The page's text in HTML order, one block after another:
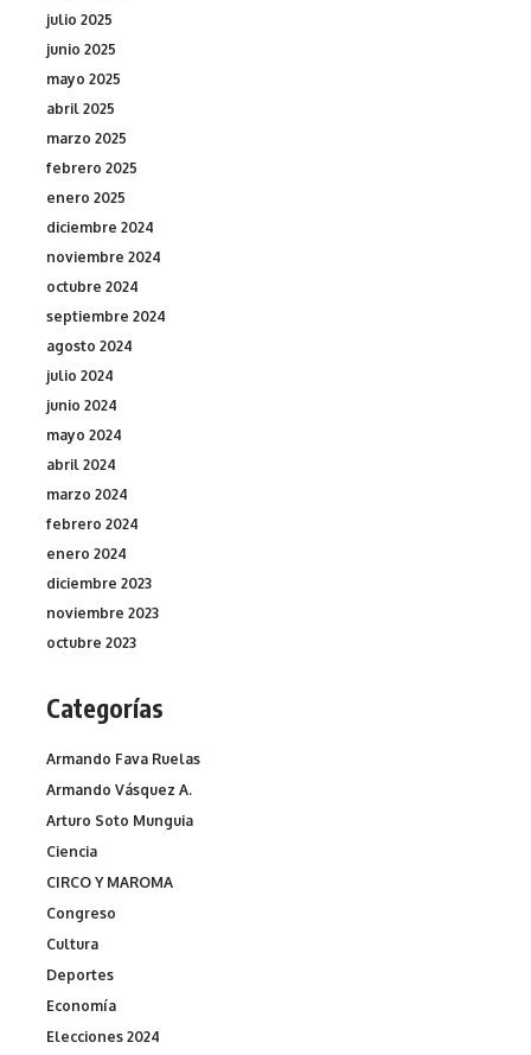
julio 2025
junio 2025
mayo 2025
abril 2025
marzo 2025
febrero 2025
enero 2025
diciembre 2024
noviembre 2024
octubre 2024
septiembre 2024
agosto 2024
julio 2024
junio 2024
mayo 2024
abril 2024
marzo 2024
febrero 2024
enero 2024
diciembre 2023
noviembre 2023
octubre 2023
Categorías
Armando Fava Ruelas
Armando Vásquez A.
Arturo Soto Munguia
Ciencia
CIRCO Y MAROMA
Congreso
Cultura
Deportes
Economía
Elecciones 2024